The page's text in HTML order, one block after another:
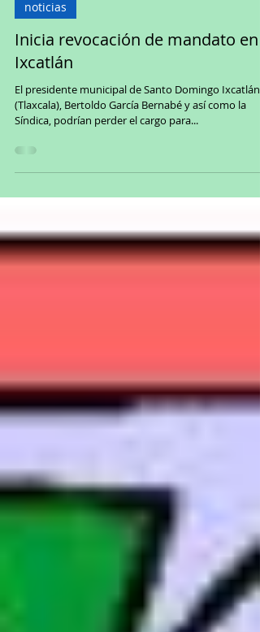
26 dic 2020
noticias
Ixcatlán
El presidente municipal de Santo Domingo Ixcatlán
Síndica, podrían perder el cargo para...